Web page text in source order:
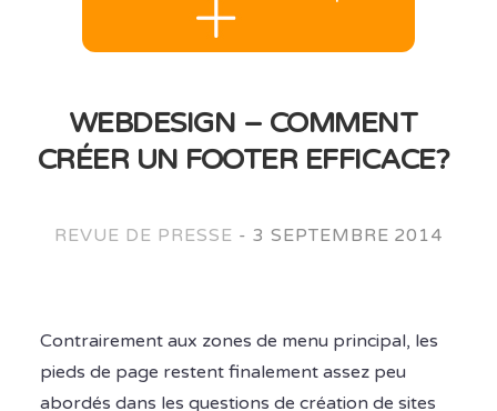
WEBDESIGN – COMMENT
CRÉER UN FOOTER EFFICACE?
REVUE DE PRESSE - 3 SEPTEMBRE 2014
Contrairement aux zones de menu principal, les
pieds de page restent finalement assez peu
abordés dans les questions de création de sites